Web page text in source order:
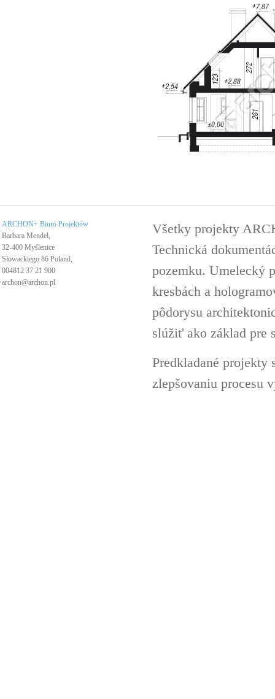
ARCHON+ Biuro Projektów
Barbara Mendel,
32-400 Myślenice
Słowackiego 86 Poland,
004812 37 21 900
archon@archon.pl
Všetky projekty
Technická
pozemku. Umelecký
kresbách a
pôdorysu
slúžiť ako základ pre
Predkladané
zlepšovaniu procesu